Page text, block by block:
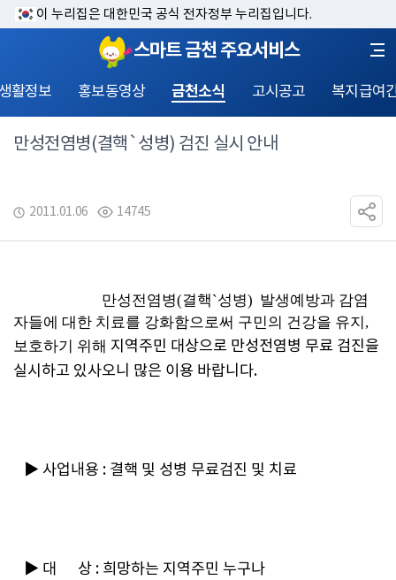
이 누리집은 대한민국 공식 전자정부 누리집입니다.
스마트 금천 주요서비스
활정보 홍보동영상 금천소식 고시공고 복지급여
만성전염병(결핵`성병) 검진 실시 안내
2011.01.06 14745
만성전염병(결핵`성병)  발생예방과 감염
자들에 대한 치료를 강화함으로써 구민의 건강을 유지,
보호하기 위해 지역주민 대상으로 만성전염병 무료 검진을
실시하고 있사오니 많은 이용 바랍니다.
▶ 사업내용 : 결핵 및 성병 무료검진 및 치료
▶ 대      상 : 희망하는 지역주민 누구나